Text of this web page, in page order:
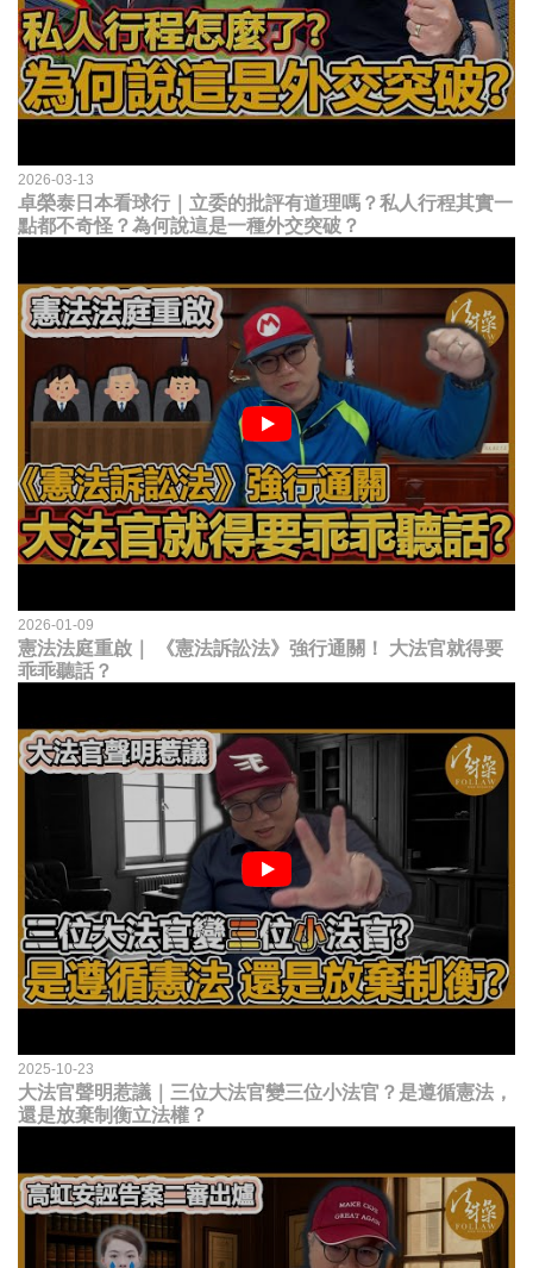
2026-03-13
卓榮泰日本看球行｜立委的批評有道理嗎？私人行程其實一
點都不奇怪？為何說這是一種外交突破？
2026-01-09
憲法法庭重啟｜ 《憲法訴訟法》強行通關！ 大法官就得要
乖乖聽話？
2025-10-23
大法官聲明惹議｜三位大法官變三位小法官？是遵循憲法，
還是放棄制衡立法權？